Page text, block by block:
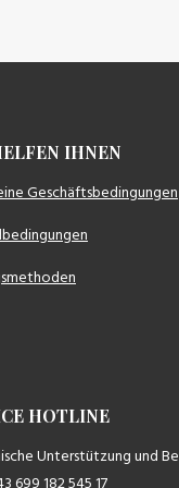
HELFEN
Geschäftsbedingungen
HOTLINE
Unterstützung und